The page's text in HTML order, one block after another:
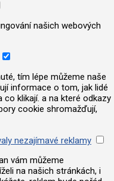
našich webových
tím lépe můžeme naše
informace o tom, jak lidé
co klikají. a na které odkazy
cookie shromažďují,
nezajímavé reklamy
vám můžeme
na našich stránkách, i